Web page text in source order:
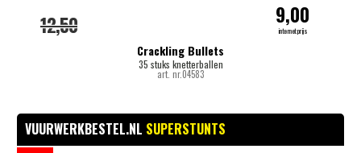
Crackling Bullets
35 stuks knetterballen
art. nr.04583
12,50 9,00
internetprijs
VUURWERKBESTEL.NL SUPERSTUNTS